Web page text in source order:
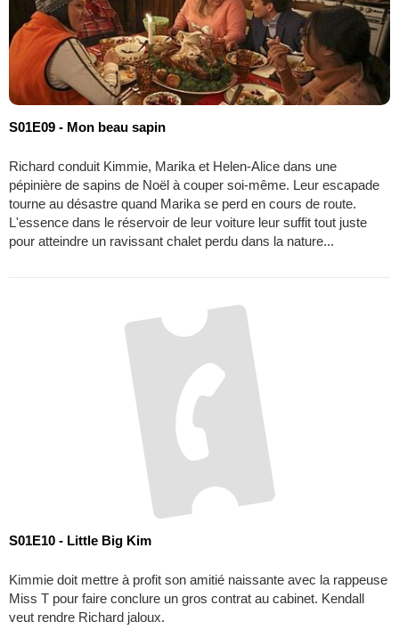
S01E09 - Mon beau sapin
Richard conduit Kimmie, Marika et Helen-Alice dans une
pépinière de sapins de Noël à couper soi-même. Leur escapade
tourne au désastre quand Marika se perd en cours de route.
L'essence dans le réservoir de leur voiture leur suffit tout juste
S01E10 - Little Big Kim
Kimmie doit mettre à profit son amitié naissante avec la rappeuse
Miss T pour faire conclure un gros contrat au cabinet. Kendall
veut rendre Richard jaloux.